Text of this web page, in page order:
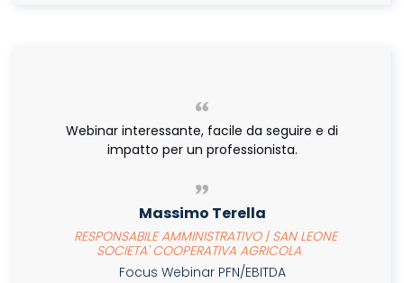
Webinar interessante, facile da seguire e di
impatto per un professionista.
Massimo Terella
RESPONSABILE AMMINISTRATIVO | SAN LEONE
SOCIETA' COOPERATIVA AGRICOLA
Focus Webinar PFN/EBITDA